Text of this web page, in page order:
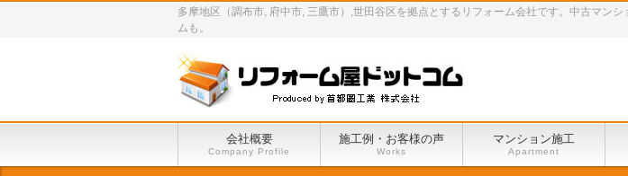
多摩地区（調布市, 府中市, 三鷹市）,世田谷区を拠点とするリフォーム会社です。中古マン
ムも。
会社概要
Company Profile
施工例・お客様の声
Works
マンション施工
Apartment